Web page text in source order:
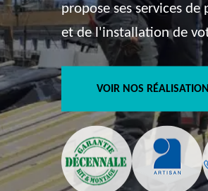
propose ses services
et de l'installation de
VOIR NOS